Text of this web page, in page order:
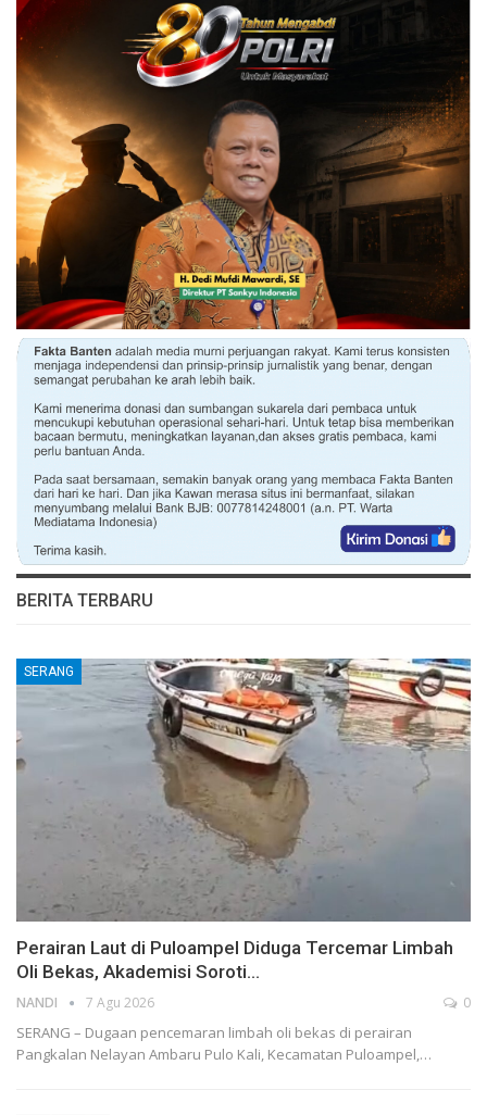
BERITA TERBARU
SERANG
Perairan Laut di Puloampel Diduga Tercemar Limbah
Oli Bekas, Akademisi Soroti…
NANDI 7 Agu 2026 0
SERANG – Dugaan pencemaran limbah oli bekas di perairan
Pangkalan Nelayan Ambaru Pulo Kali, Kecamatan Puloampel,…